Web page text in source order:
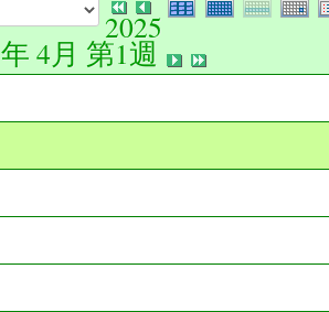
2025
年 4月 第1週